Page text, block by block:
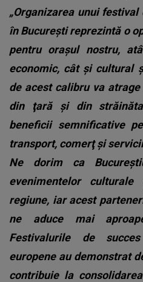
„Organizarea unui
în Bucureşti reprezintă o
pentru oraşul nostru,
economic, cât şi cultural
de acest calibru va
din ţară şi din
beneficii semnificative
transport, comerţ şi
Ne dorim ca
evenimentelor
regiune, iar acest
ne aduce mai
Festivalurile de
europene au demonstrat
contribuie la